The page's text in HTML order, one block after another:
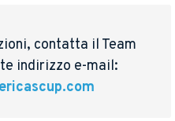
contatta il Team
indirizzo e-mail: